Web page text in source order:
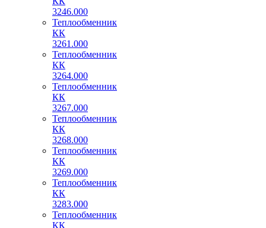
3246.000
Теплообменник
КК
3261.000
Теплообменник
КК
3264.000
Теплообменник
КК
3267.000
Теплообменник
КК
3268.000
Теплообменник
КК
3269.000
Теплообменник
КК
3283.000
Теплообменник
КК